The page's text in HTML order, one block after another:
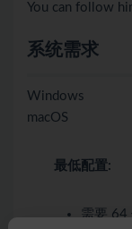
You can follow
系统需求
Windows
macOS
最低配置:
需要 64